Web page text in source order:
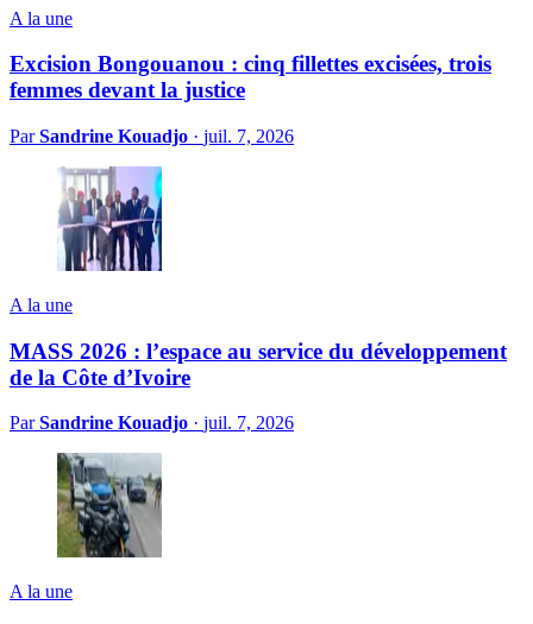
A la une
Excision Bongouanou : cinq fillettes excisées, trois
femmes devant la justice
ParSandrine Kouadjo · juil. 7, 2026
A la une
MASS 2026 : l’espace au service du développement
de la Côte d’Ivoire
ParSandrine Kouadjo · juil. 7, 2026
A la une